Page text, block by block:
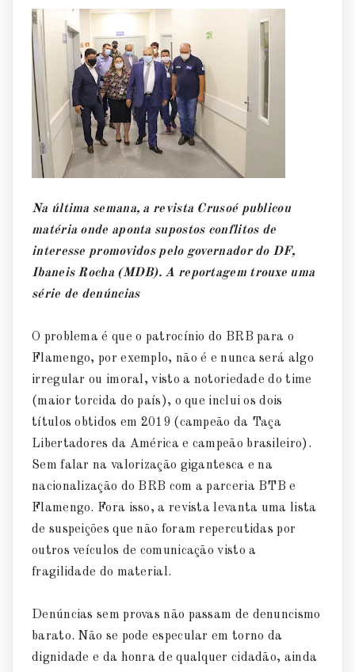
Na última semana, a revista Crusoé publicou
matéria onde aponta supostos conflitos de
interesse promovidos pelo governador do DF,
Ibaneis Rocha (MDB). A reportagem trouxe uma
série de denúncias
O problema é que o patrocínio do BRB para o
Flamengo, por exemplo, não é e nunca será algo
irregular ou imoral, visto a notoriedade do time
(maior torcida do país), o que inclui os dois
títulos obtidos em 2019 (campeão da Taça
Libertadores da América e campeão brasileiro).
Sem falar na valorização gigantesca e na
nacionalização do BRB com a parceria BTB e
Flamengo. Fora isso, a revista levanta uma lista
de suspeições que não foram repercutidas por
outros veículos de comunicação visto a
fragilidade do material.
Denúncias sem provas não passam de denuncismo
barato. Não se pode especular em torno da
dignidade e da honra de qualquer cidadão, ainda